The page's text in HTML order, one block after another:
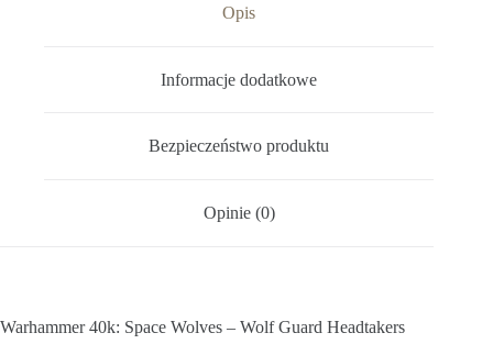
Opis
Informacje dodatkowe
Bezpieczeństwo produktu
Opinie (0)
Warhammer 40k: Space Wolves – Wolf Guard Headtakers